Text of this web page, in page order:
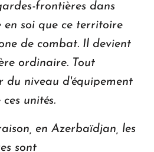
frontières dans
en soi que ce territoire
de combat. Il devient
ordinaire. Tout
du niveau d'équipement
unités.
en Azerbaïdjan, les
sont